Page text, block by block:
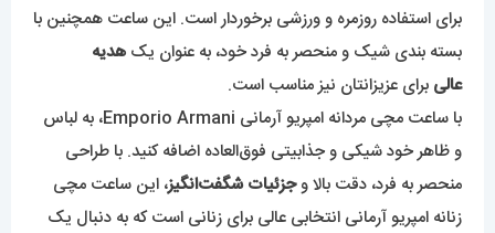
برای استفاده روزمره و ورزشی برخوردار است. این ساعت همچنین با
بسته بندی شیک و منحصر به فرد خود، به عنوان یک هدیه
عالی برای عزیزانتان نیز مناسب است.
با ساعت مچی مردانه امپریو آرمانی Emporio Armani، به لباس
و ظاهر خود شیکی و جذابیتی فوق‌العاده اضافه کنید. با طراحی
منحصر به فرد، دقت بالا وجزئیات شگفت‌انگیز، این ساعت مچی
زنانه امپریو آرمانی انتخابی عالی برای زنانی است که به دنبال یک